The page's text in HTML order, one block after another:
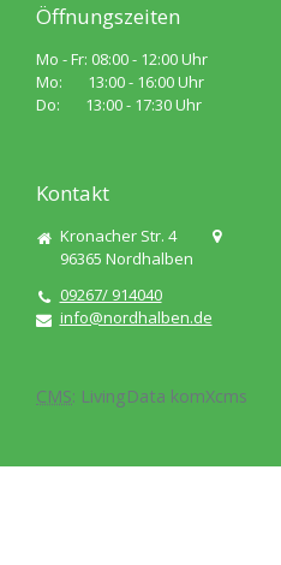
Öffnungszeiten
Mo - Fr: 08:00 - 12:00 Uhr
Mo: 13:00 - 16:00 Uhr
Do: 13:00 - 17:30 Uhr
Kontakt
Kronacher Str. 4
96365 Nordhalben
09267/ 914040
info@nordhalben.de
CMS: LivingData komXcms